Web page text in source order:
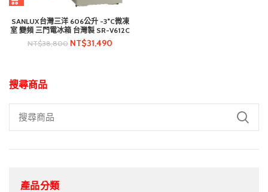
搜尋商品
產品分類
SANLUX台灣三洋 606公升 -3°C微凍
室 變頻 三門電冰箱 台灣製 SR-V612C
NT$38,800 NT$31,490